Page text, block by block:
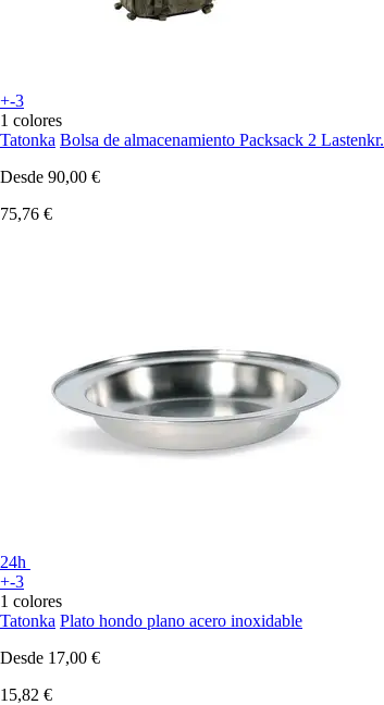
+-3
1 colores
Tatonka Bolsa de almacenamiento Packsack 2 Lastenkr.
Desde 90,00 €
75,76 €
24h
+-3
1 colores
Tatonka Plato hondo plano acero inoxidable
Desde 17,00 €
15,82 €